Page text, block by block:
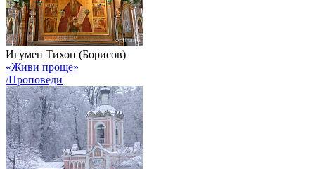
Игумен Тихон (Борисов)
«Живи проще»
/Проповеди